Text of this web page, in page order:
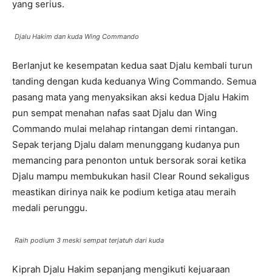
yang serius.
Djalu Hakim dan kuda Wing Commando
Berlanjut ke kesempatan kedua saat Djalu kembali turun
tanding dengan kuda keduanya Wing Commando. Semua
pasang mata yang menyaksikan aksi kedua Djalu Hakim
pun sempat menahan nafas saat Djalu dan Wing
Commando mulai melahap rintangan demi rintangan.
Sepak terjang Djalu dalam menunggang kudanya pun
memancing para penonton untuk bersorak sorai ketika
Djalu mampu membukukan hasil Clear Round sekaligus
meastikan dirinya naik ke podium ketiga atau meraih
medali perunggu.
Raih podium 3 meski sempat terjatuh dari kuda
Kiprah Djalu Hakim sepanjang mengikuti kejuaraan